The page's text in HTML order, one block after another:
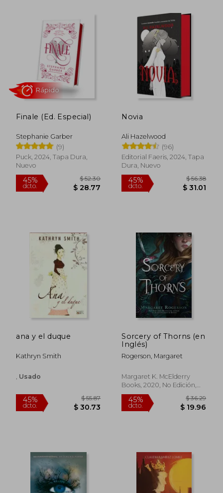
45% $ 36.64 45%
Finale (Ed. Especial)
Stephanie Garber
(9)
Puck, 2024, Tapa Dura,
Nuevo
Rápido
Novia
Ali Hazelwood
(96)
Editorial Faeris, 2024, Tapa
Dura, Nuevo
45%
dcto.
ana y el duque
Kathryn Smith
Usado
Sorcery of Thorns (en
Inglés)
Rogerson, Margaret
Margaret K. McElderry
Books, 2020, No Edición,
Tapa Blanda, Nuevo